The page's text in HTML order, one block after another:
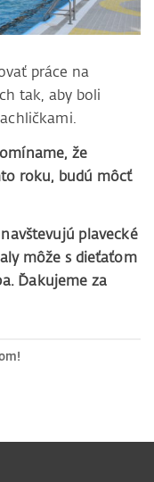
práce na
tak, aby boli
že
roku, budú môcť
plavecké
môže s dieťaťom
Ďakujeme za